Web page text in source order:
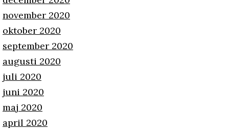
november 2020
oktober 2020
september 2020
augusti 2020
juli 2020
juni 2020
maj 2020
april 2020